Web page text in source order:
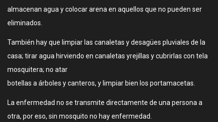
almacenan agua y colocar arena en aquellos que no pueden ser
eliminados.
También hay que limpiar las canaletas y desagües pluviales de la
casa; tirar agua hirviendo en canaletas yrejillas y cubrirlas con tela
mosquitera; no atar
botellas a árboles y canteros, y limpiar bien los portamacetas.
La enfermedad no se transmite directamente de una persona a
otra, por eso, sin mosquito no hay enfermedad.